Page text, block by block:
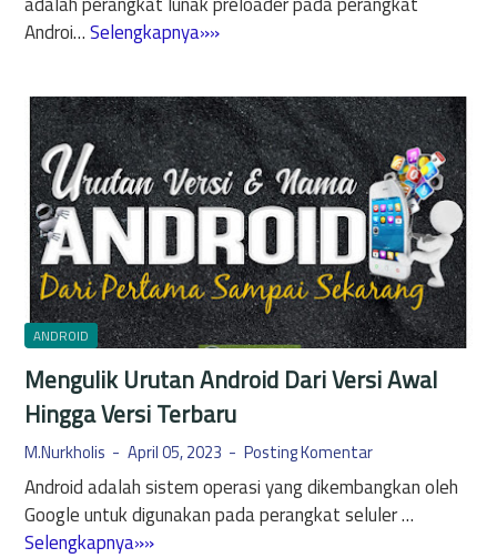
u
n
a
n
n
y
a
m
b
r
u
a
n
M
n
o
r
d
e
n
a
n
B
Androi…Selengkapnya»»
g
e
r
t
i
a
n
M
e
g
e
n
i
S
ANDROID
Mengulik Urutan Android Dari Versi Awal
Hingga Versi Terbaru
M.Nurkholis April 05, 2023 Posting Komentar
Android adalah sistem operasi yang dikembangkan oleh
Google untuk digunakan pada perangkat seluler …
Selengkapnya»»